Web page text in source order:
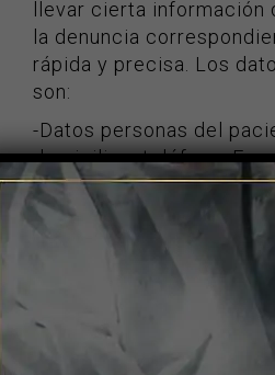
llevar cierta
la denuncia
rápida y precisa. Los
son:
-Datos personas del
domicilio y teléfono. En
paciente no puede
representante deberá
documentación personal
identificación oficial y
-Datos de la institución
negligencia y del